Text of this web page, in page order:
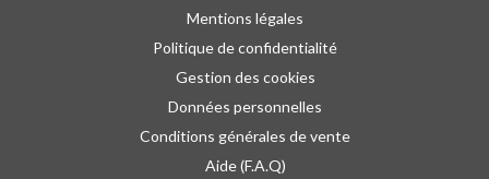
Mentions légales
Politique de confidentialité
Gestion des cookies
Données personnelles
Conditions générales de vente
Aide (F.A.Q)